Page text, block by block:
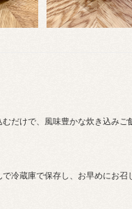
だけで、風味豊かな炊き込み
冷蔵庫で保存し、お早めにお召